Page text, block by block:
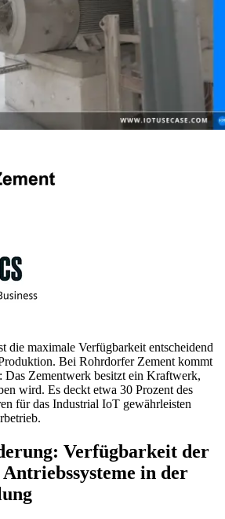
die maximale Verfügbarkeit entscheidend
Bei Rohrdorfer Zement kommt
Das Zementwerk besitzt ein Kraftwerk,
wird. Es deckt etwa 30 Prozent des
für das Industrial IoT gewährleisten
Verfügbarkeit der
in der